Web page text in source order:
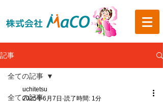
記事
全ての記事
全ての記事
uchitetsu
2025年6月7日 読了時間: 1分